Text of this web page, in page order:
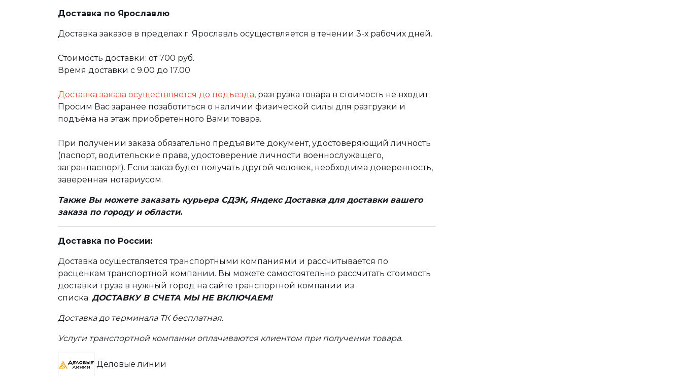
Доставка по Ярославлю
Доставка заказов в пределах г. Ярославль осуществляется в течении 3-х рабочих дней.
Стоимость доставки: от 700 руб.
Время доставки с 9.00 до 17.00
Доставка заказа осуществляется до подъезда, разгрузка товара в стоимость не входит.
Просим Вас заранее позаботиться о наличии физической силы для разгрузки и
подъёма на этаж приобретенного Вами товара.
При получении заказа обязательно предъявите документ, удостоверяющий личность
(паспорт, водительские права, удостоверение личности военнослужащего,
загранпаспорт). Если заказ будет получать другой человек, необходима доверенность,
заверенная нотариусом.
Также Вы можете заказать курьера СДЭК, Яндекс Доставка для доставки вашего
заказа по городу и области.
Доставка по России:
Доставка осуществляется транспортными компаниями и рассчитывается по
расценкам транспортной компании. Вы можете самостоятельно рассчитать стоимость
доставки груза в нужный город на сайте транспортной компании из
списка. ДОСТАВКУ В СЧЕТА МЫ НЕ ВКЛЮЧАЕМ!
Доставка до терминала ТК бесплатная.
Услуги транспортной компании оплачиваются клиентом при получении товара.
Деловые линии